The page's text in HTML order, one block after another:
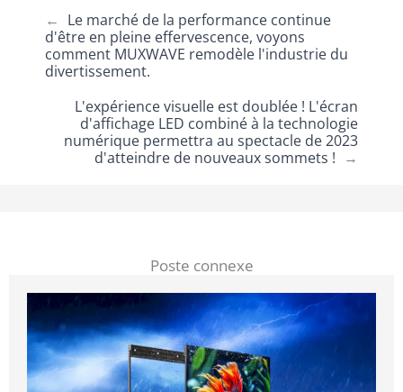
← Le marché de la performance continue
d'être en pleine effervescence, voyons
comment MUXWAVE remodèle l'industrie du
divertissement.
L'expérience visuelle est doublée ! L'écran
d'affichage LED combiné à la technologie
numérique permettra au spectacle de 2023
d'atteindre de nouveaux sommets ! →
Poste connexe